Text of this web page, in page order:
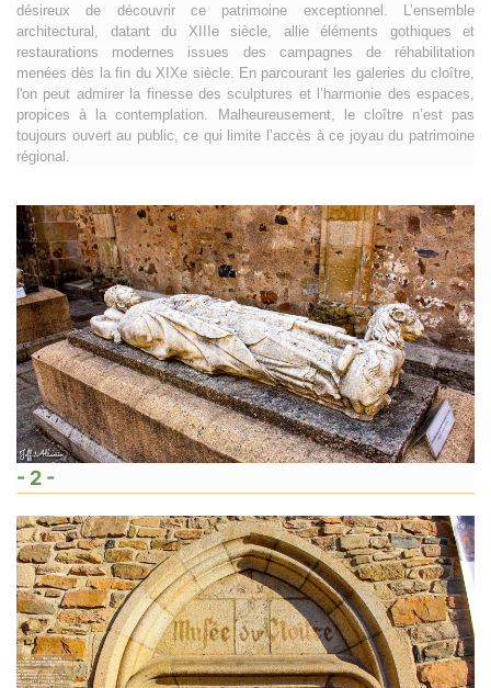
désireux de découvrir ce patrimoine exceptionnel. L’ensemble
architectural, datant du XIIIe siècle, allie éléments gothiques et
restaurations modernes issues des campagnes de réhabilitation
menées dès la fin du XIXe siècle. En parcourant les galeries du cloître,
l'on peut admirer la finesse des sculptures et l’harmonie des espaces,
propices à la contemplation. Malheureusement, le cloître n’est pas
toujours ouvert au public, ce qui limite l’accès à ce joyau du patrimoine
régional.
- 2 -